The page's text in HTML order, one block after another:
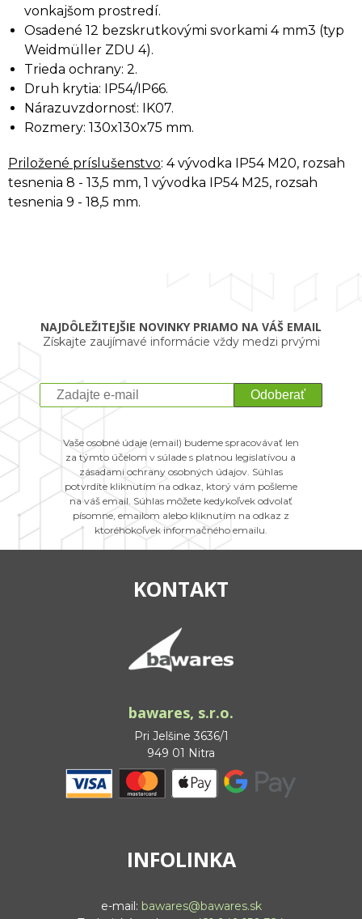
vonkajšom prostredí.
Osadené 12 bezskrutkovými svorkami 4 mm3 (typ
Weidmüller ZDU 4).
Trieda ochrany: 2.
Druh krytia: IP54/IP66.
Nárazuvzdornosť: IK07.
Rozmery: 130x130x75 mm.
Priložené príslušenstvo: 4 vývodka IP54 M20, rozsah
tesnenia 8 - 13,5 mm, 1 vývodka IP54 M25, rozsah
tesnenia 9 - 18,5 mm.
NAJDÔLEŽITEJŠIE NOVINKY PRIAMO NA VÁŠ EMAIL
Získajte zaujímavé informácie vždy medzi prvými
Odoberať
Vaše osobné údaje (email) budeme spracovávať len
za týmto účelom v súlade s platnou legislatívou a
zásadami ochrany osobných údajov. Súhlas
potvrdíte kliknutím na odkaz, ktorý vám pošleme
na váš email. Súhlas môžete kedykoľvek odvolať
písomne, emailom alebo kliknutím na odkaz z
ktoréhokoľvek informačného emailu.
KONTAKT
bawares, s.r.o.
Pri Jelšine 3636/1
949 01 Nitra
INFOLINKA
e-mail: bawares@bawares.sk